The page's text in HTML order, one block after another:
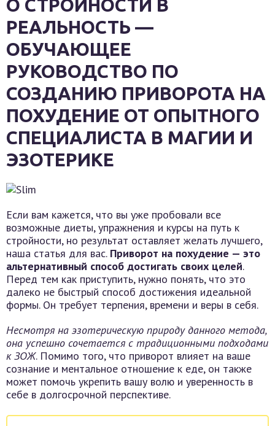
О СТРОЙНОСТИ В
РЕАЛЬНОСТЬ —
ОБУЧАЮЩЕЕ
РУКОВОДСТВО ПО
СОЗДАНИЮ ПРИВОРОТА НА
ПОХУДЕНИЕ ОТ ОПЫТНОГО
СПЕЦИАЛИСТА В МАГИИ И
ЭЗОТЕРИКЕ
Если вам кажется, что вы уже пробовали все
возможные диеты, упражнения и курсы на путь к
стройности, но результат оставляет желать лучшего,
наша статья для вас. Приворот на похудение — это
альтернативный способ достигать своих целей.
Перед тем как приступить, нужно понять, что это
далеко не быстрый способ достижения идеальной
формы. Он требует терпения, времени и веры в себя.
Несмотря на эзотерическую природу данного метода,
она успешно сочетается с традиционными подходами
к ЗОЖ. Помимо того, что приворот влияет на ваше
сознание и ментальное отношение к еде, он также
может помочь укрепить вашу волю и уверенность в
себе в долгосрочной перспективе.